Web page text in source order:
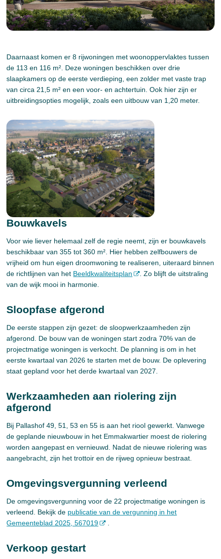
Daarnaast komen er 8 rijwoningen met woonoppervlaktes tussen
de 113 en 116 m². Deze woningen beschikken over drie
slaapkamers op de eerste verdieping, een zolder met vaste trap
van circa 21,5 m² en een voor- en achtertuin. Ook hier zijn er
uitbreidingsopties mogelijk, zoals een uitbouw van 1,20 meter.
Bouwkavels
Voor wie liever helemaal zelf de regie neemt, zijn er bouwkavels
beschikbaar van 355 tot 360 m². Hier hebben zelfbouwers de
vrijheid om hun eigen droomwoning te realiseren, uiteraard binnen
de richtlijnen van het Beeldkwaliteitsplan
. Zo blijft de uitstraling
van de wijk mooi in harmonie.
Sloopfase afgerond
De eerste stappen zijn gezet: de sloopwerkzaamheden zijn
afgerond. De bouw van de woningen start zodra 70% van de
projectmatige woningen is verkocht. De planning is om in het
eerste kwartaal van 2026 te starten met de bouw. De oplevering
staat gepland voor het derde kwartaal van 2027.
Werkzaamheden aan riolering zijn
afgerond
Bij Pallashof 49, 51, 53 en 55 is aan het riool gewerkt. Vanwege
de geplande nieuwbouw in het Emmakwartier moest de riolering
worden aangepast en vernieuwd. Nadat de nieuwe riolering was
aangebracht, zijn het trottoir en de rijweg opnieuw bestraat.
Omgevingsvergunning verleend
De omgevingsvergunning voor de 22 projectmatige woningen is
verleend. Bekijk de publicatie van de vergunning in het
Gemeenteblad 2025, 567019
Verkoop gestart